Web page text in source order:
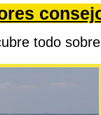
todo sobre